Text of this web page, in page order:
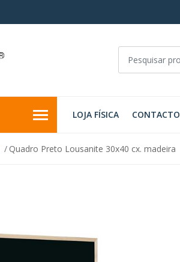
LOJA FÍSICA CONTACTO
Quadro Preto Lousanite 30x40 cx. madeira